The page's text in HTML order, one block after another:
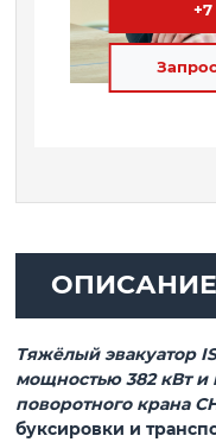
+7
ОПИСАНИЕ
Тяжёлый эвакуатор
мощностью 382 кВт и
поворотного крана
буксировки и